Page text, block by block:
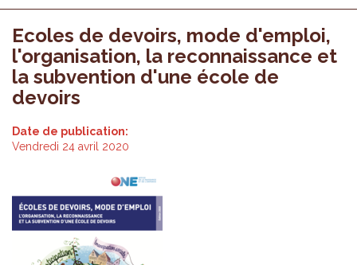
Ecoles de devoirs, mode d'emploi,
l'organisation, la reconnaissance et
la subvention d'une école de
devoirs
Date de publication:
Vendredi 24 avril 2020